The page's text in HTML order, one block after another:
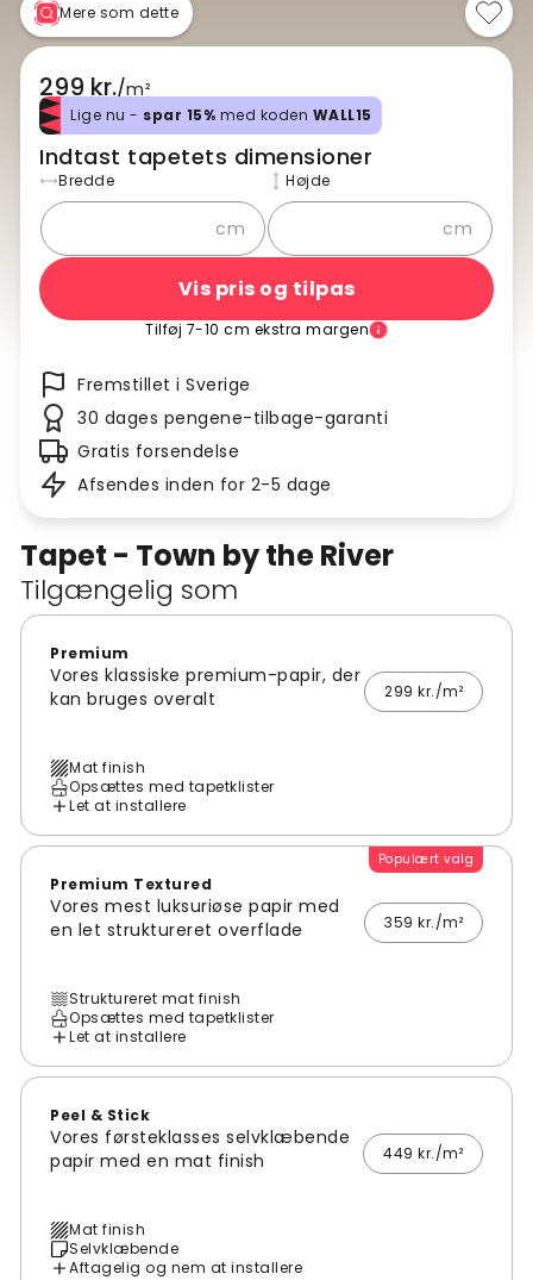
Tapet - Town by the River
Tilgængelig som
Premium
Vores klassiske premium-papir, der
kan bruges overalt
299 kr./m²
Mat finish
Opsættes med tapetklister
Let at installere
Populært valg
Premium Textured
Vores mest luksuriøse papir med
en let struktureret overflade
359 kr./m²
Struktureret mat finish
Opsættes med tapetklister
Let at installere
Peel & Stick
Vores førsteklasses selvklæbende
papir med en mat finish
449 kr./m²
Mat finish
Selvklæbende
Aftagelig og nem at installere
Mere som dette
299 kr./m²
Lige nu - spar 15% med koden WALL15
Indtast tapetets dimensioner
Bredde
cm
Højde
cm
Vis pris og tilpas
Tilføj 7-10 cm ekstra margen
Fremstillet i Sverige
30 dages pengene-tilbage-garanti
Gratis forsendelse
Afsendes inden for 2-5 dage